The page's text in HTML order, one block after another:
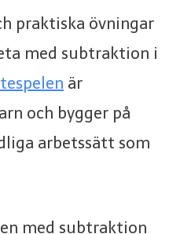
praktiska övningar
med subtraktion i
är
och bygger på
arbetssätt som
med subtraktion